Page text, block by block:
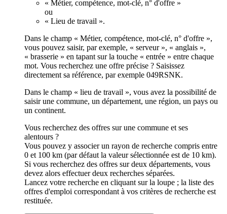
« Métier, compétence, mot-clé, n° d'offre »
ou
« Lieu de travail ».
Dans le champ « Métier, compétence, mot-clé, n° d'offre »,
vous pouvez saisir, par exemple, « serveur », « anglais »,
« brasserie » en tapant sur la touche « entrée » entre chaque
mot. Vous recherchez une offre précise ? Saisissez
directement sa référence, par exemple 049RSNK.
Dans le champ « lieu de travail », vous avez la possibilité de
saisir une commune, un département, une région, un pays ou
un continent.
Vous recherchez des offres sur une commune et ses
alentours ?
Vous pouvez y associer un rayon de recherche compris entre
0 et 100 km (par défaut la valeur sélectionnée est de 10 km).
Si vous recherchez des offres sur deux départements, vous
devez alors effectuer deux recherches séparées.
Lancez votre recherche en cliquant sur la loupe ; la liste des
offres d'emploi correspondant à vos critères de recherche est
restituée.